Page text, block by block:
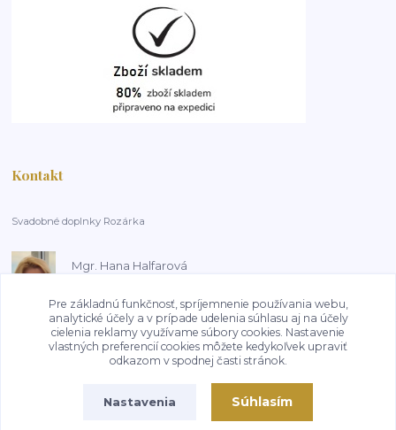
Kontakt
Svadobné doplnky Rozárka
Mgr. Hana Halfarová
14:00-18:00, pracovní dny
HalfarovaHana@seznam.cz
Pre základnú funkčnosť, spríjemnenie používania webu,
analytické účely a v prípade udelenia súhlasu aj na účely
cielenia reklamy využívame súbory cookies. Nastavenie
vlastných preferencií cookies môžete kedykoľvek upraviť
odkazom v spodnej časti stránok.
Nastavenia Súhlasím